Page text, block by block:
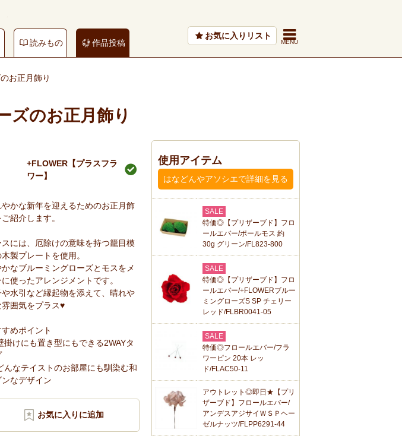
読みもの 作品投稿
お気に入りリスト
お正月飾り
ズのお正月飾り
+FLOWER【プラスフラ
ワー】
やかな新年を迎えるためのお正月飾
ご紹介します。
スには、厄除けの意味を持つ籠目模
製プレートを使用。
なブルーミングローズとモスをメ
に使ったアレンジメントです。
や水引など縁起物を添えて、晴れや
雰囲気をプラス♥
すめポイント
掛けにも置き型にもできる2WAYタ
んなテイストのお部屋にも馴染む和
ンなデザイン
使用アイテム
はなどんやアソシエで詳細を見る
SALE
特価◎【プリザーブド】フロ
ールエバー/ポールモス 約
30g グリーン/FL823-800
SALE
特価◎【プリザーブド】フロ
ールエバー/+FLOWERブルー
ミングローズS SP チェリー
レッド/FLBR0041-05
SALE
特価◎フロールエバー/フラ
ワーピン 20本 レッ
ド/FLAC50-11
アウトレット◎即日★【プリ
ザーブド】フロールエバー/
アンデスアジサイＷＳＰヘー
ゼルナッツ/FLPP6291-44